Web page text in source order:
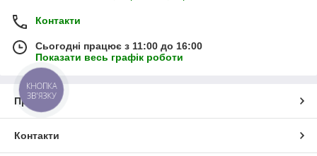
Контакти
Сьогодні працює з 11:00 до 16:00
Показати весь графік роботи
Про нас
Контакти
КНОПКА
ЗВ'ЯЗКУ